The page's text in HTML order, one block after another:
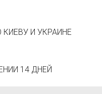
И УКРАИНЕ
14 ДНЕЙ